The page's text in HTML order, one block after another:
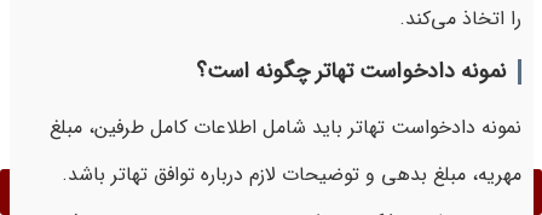
برای مشاوره تلفنی با موسسه حقوقی ما کلیک کنید.
را اتخاذ می‌کند.
نمونه دادخواست تهاتر چگونه است؟
نمونه دادخواست تهاتر باید شامل اطلاعات کامل طرفین، مبلغ
مهریه، مبلغ بدهی و توضیحات لازم درباره توافق تهاتر باشد.